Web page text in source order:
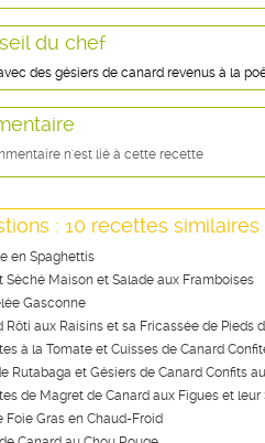
du chef
des gésiers de canard revenus à la
n'est lié à cette recette
: 10 recettes similaires
en Spaghettis
Séché Maison et Salade aux Framboises
Gasconne
Rôti aux Raisins et sa Fricassée de Pieds
à la Tomate et Cuisses de Canard
Rutabaga et Gésiers de Canard Confits
de Magret de Canard aux Figues et
Foie Gras en Chaud-Froid